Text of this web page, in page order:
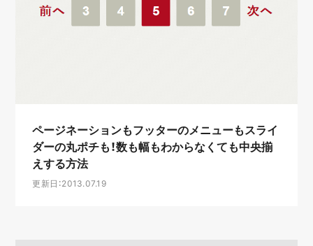
ページネーションもフッターのメニューもスライ
ダーの丸ポチも！数も幅もわからなくても中央揃
えする方法
更新日：2013.07.19